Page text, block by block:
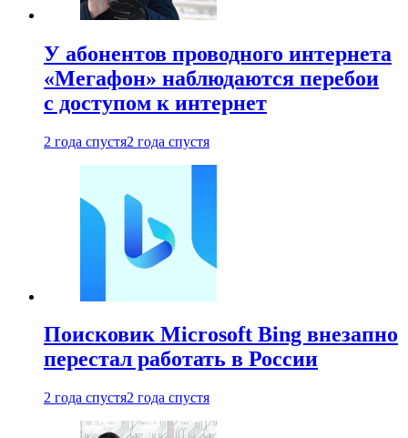
У абонентов проводного интернета
«Мегафон» наблюдаются перебои
с доступом к интернет
2 года спустя2 года спустя
Поисковик Microsoft Bing внезапно
перестал работать в России
2 года спустя2 года спустя